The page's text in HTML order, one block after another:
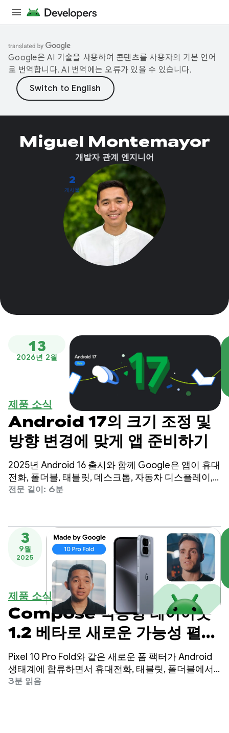
Google은 AI 기술을 사용하여 콘텐츠를 사용자의 기본 언어
로 번역합니다. AI 번역에는 오류가 있을 수 있습니다.
2
게시물
Miguel Montemayor
개발자 관계 엔지니어
13
2026년 2월
제품 소식
Android 17의 크기 조정 및
방향 변경에 맞게 앱 준비하기
2025년 Android 16 출시와 함께 Google은 앱이 휴대
전화, 폴더블, 태블릿, 데스크톱, 자동차 디스플레이,
XR 등 어떤 화면에도 원활하게 적응하는 기기 생태계
전문 길이: 6분
3
9월
2025
제품 소식
Compose 적응형 레이아웃
1.2 베타로 새로운 가능성 펼치
기
Pixel 10 Pro Fold와 같은 새로운 폼 팩터가 Android
생태계에 합류하면서 휴대전화, 태블릿, 폴더블에서
고품질 사용자 환경을 만들려면 적응형 앱 개발이 필
3분 읽음